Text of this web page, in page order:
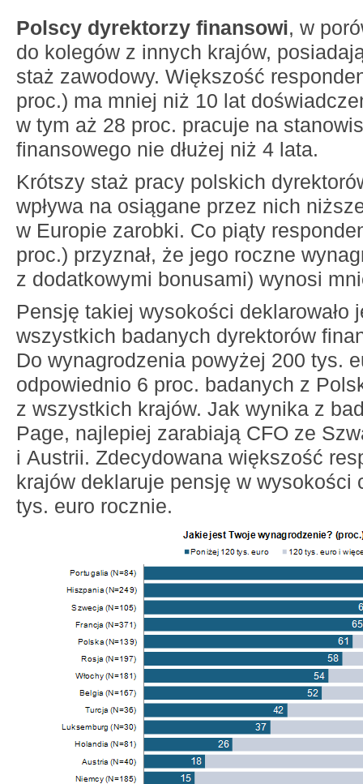
Polscy dyrektorzy finansowi, w
do kolegów z innych krajów,
staż zawodowy. Większość
proc.) ma mniej niż 10 lat
w tym aż 28 proc. pracuje na
finansowego nie dłużej niż 4 lata.
Krótszy staż pracy polskich
wpływa na osiągane przez nich
w Europie zarobki. Co piąty
proc.) przyznał, że jego roczne
z dodatkowymi bonusami) wynosi
Pensję takiej wysokości deklarowało
wszystkich badanych dyrektorów
Do wynagrodzenia powyżej 200 tys.
odpowiednio 6 proc. badanych z
z wszystkich krajów. Jak wynika z
Page, najlepiej zarabiają CFO ze
i Austrii. Zdecydowana większość
krajów deklaruje pensję w wysokości
tys. euro rocznie.